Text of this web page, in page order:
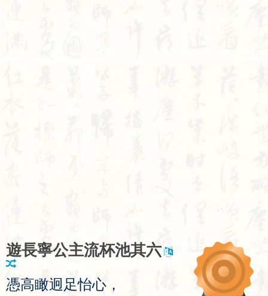
遊長寧公主流杯池其六
憑高瞰迥 足怡心 ，